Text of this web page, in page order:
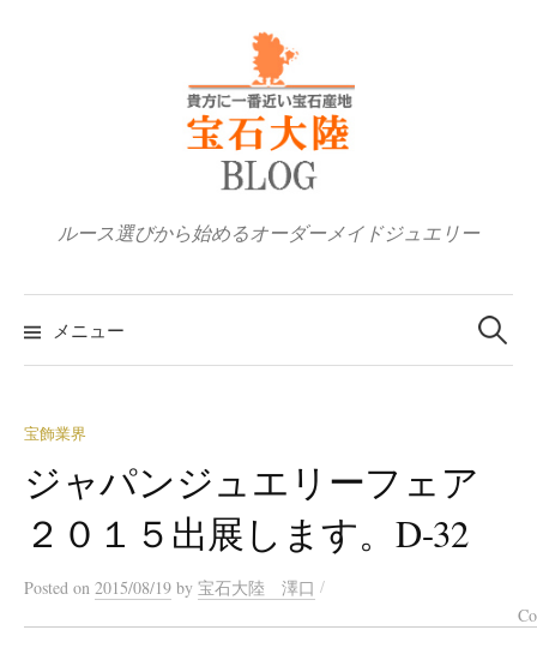
ルース選びから始めるオーダーメイドジュエリー
メニュー
検
索:
宝飾業界
ジャパンジュエリーフェア
２０１５出展します。D-32
Posted on 2015/08/19 by 宝石大陸 澤口 /